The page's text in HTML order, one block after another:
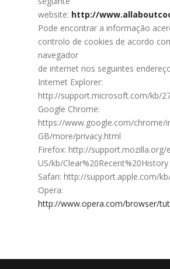
website: http://
Pode encontrar a informação
controlo de cookies de acordo
navegador
de internet nos seguintes
Internet Explorer:
http://support.microsoft.com/kb/
Google Chrome:
https://www.google.com/chrome/
GB/more/privacy.html
Firefox: http://support.mozilla.org/
US/kb/Clear%20Recent%20History
Safari: http://support.apple.com/
Opera:
http://www.opera.com/browser/